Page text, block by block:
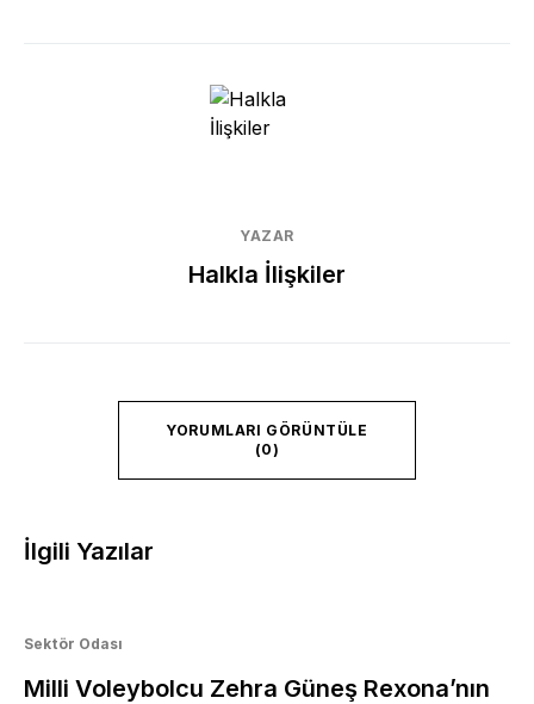
YAZAR
Halkla İlişkiler
YORUMLARI GÖRÜNTÜLE
(0)
İlgili Yazılar
Sektör Odası
Milli Voleybolcu Zehra Güneş Rexona’nın